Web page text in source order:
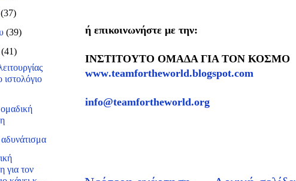
ή επικοινωνήστε με την:
ΙΝΣΤΙΤΟΥΤΟ ΟΜΑΔΑ ΓΙΑ ΤΟΝ ΚΟΣΜΟ
www.teamfortheworld.blogspot.com
info@teamfortheworld.org
(37)
(39)
(41)
ιστολόγιο
για τον